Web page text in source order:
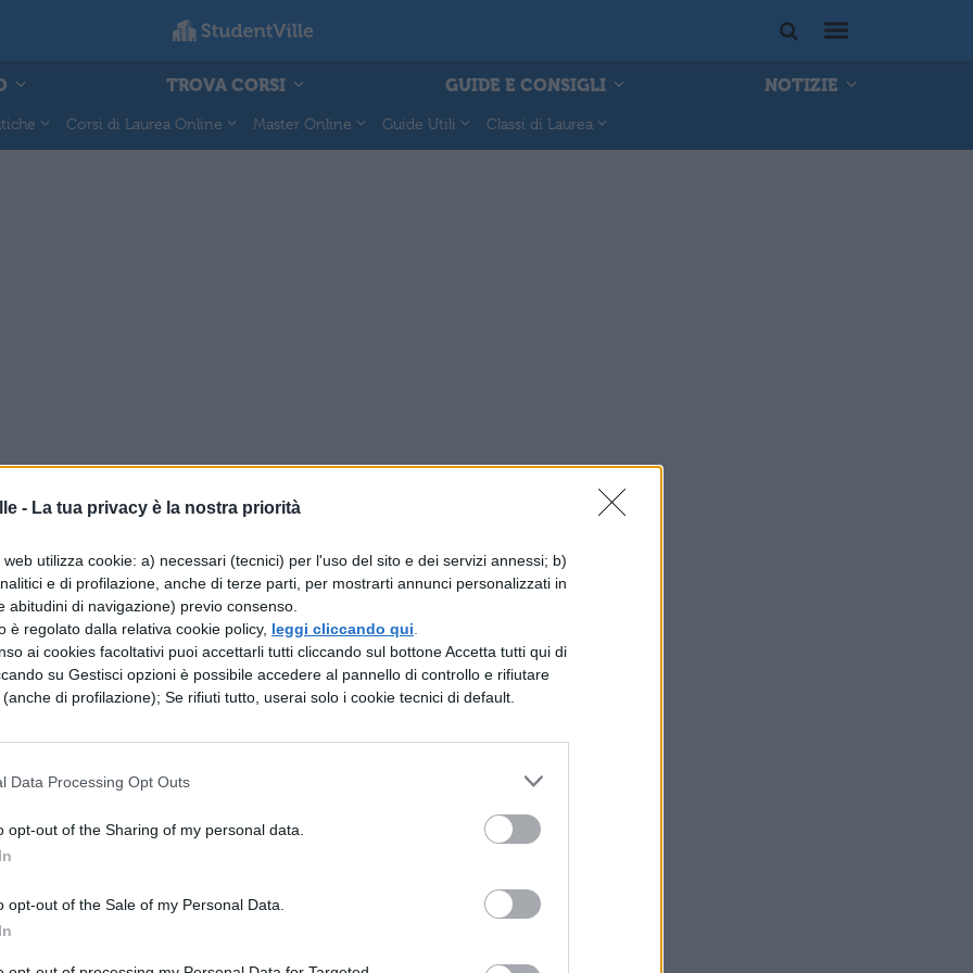
- La tua privacy è la nostra priorità
utilizza cookie: a) necessari (tecnici) per l'uso del sito e dei servizi annessi; b)
e di profilazione, anche di terze parti, per mostrarti annunci personalizzati in
abitudini di navigazione) previo consenso.
è regolato dalla relativa cookie policy, leggi cliccando qui
ai cookies facoltativi puoi accettarli tutti cliccando sul bottone Accetta tutti qui di
su Gestisci opzioni è possibile accedere al pannello di controllo e rifiutare
di profilazione); Se rifiuti tutto, userai solo i cookie tecnici di default.
Data Processing Opt Outs
opt-out of the Sharing of my personal data.
opt-out of the Sale of my Personal Data.
TROVA CORSI GUIDE E CONSIGLI
NOTIZIE
Corsi di Laurea Online Master Online Guide Utili Classi di Laurea
completo
il contenuto
Il riso e la comicità in Bergson e in
FILOSOFIA
pensiero